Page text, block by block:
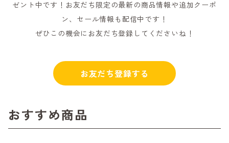
ゼント中です！お友だち限定の最新の商品情報や追加クーポ
ン、セール情報も配信中です！
ぜひこの機会にお友だち登録してくださいね！
お友だち登録する
おすすめ商品